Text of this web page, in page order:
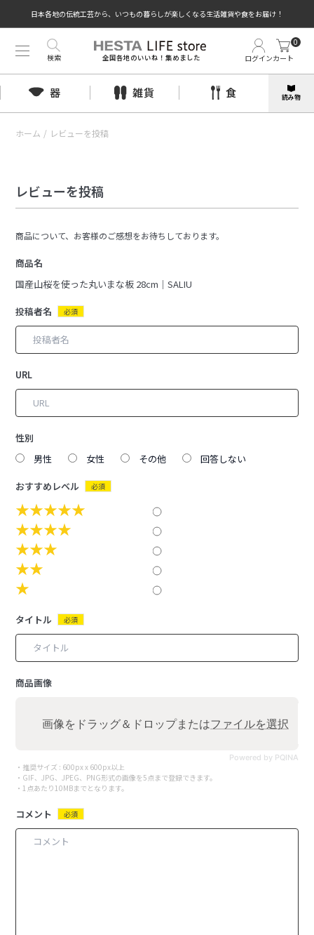
日本各地の伝統工芸から、いつもの暮らしが楽しくなる生活雑貨や食をお届け！
全国各地のいいね！集めました ログインカート
0
検索
器 雑貨 食 読み物
ホーム / レビューを投稿
レビューを投稿
商品について、お客様のご感想をお待ちしております。
商品名
国産山桜を使った丸いまな板 28cm｜SALIU
投稿者名 必須
URL
性別
男性
女性 その他 回答しない
おすすめレベル 必須
★★★★★
★★★★
★★★
★★
★
タイトル 必須
商品画像
Powered by PQINA
画像をドラッグ＆ドロップまたはファイルを選択
・推奨サイズ : 600px x 600px以上
・GIF、JPG、JPEG、PNG形式の画像を5点まで登録できます。
・1点あたり10MBまでとなります。
コメント 必須